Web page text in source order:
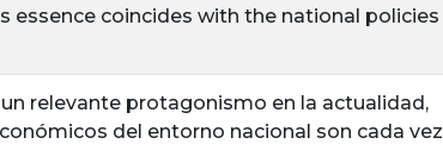
coincides with the national policies
relevante protagonismo en la actualidad,
del entorno nacional son cada vez